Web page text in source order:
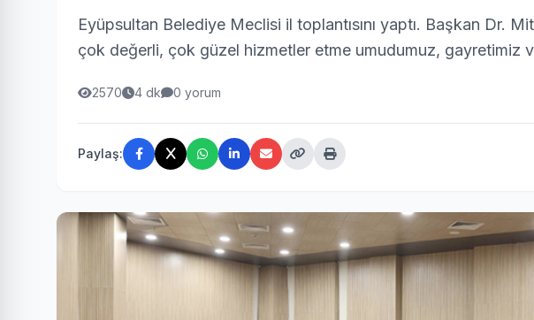
Eyüpsultan Belediye Meclisi il toplantısını yaptı. Başkan Dr.
çok değerli, çok güzel hizmetler etme umudumuz, gayretimiz
2570 4 dk 0 yorum
Paylaş: